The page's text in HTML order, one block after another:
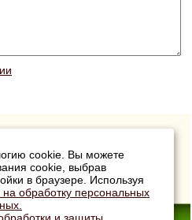
cookie. Вы можете
cookie, выбрав
в браузере. Используя
на обработку персональных